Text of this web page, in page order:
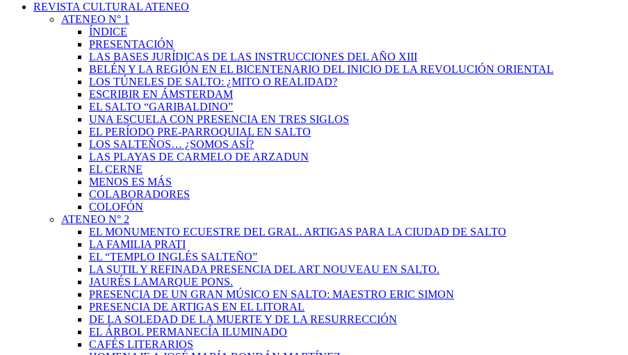
REVISTA CULTURAL ATENEO
ATENEO N° 1
ÍNDICE
PRESENTACIÓN
LAS BASES JURÍDICAS DE LAS INSTRUCCIONES DEL AÑO XIII
BELÉN Y LA REGIÓN EN EL BICENTENARIO DEL INICIO DE LA REVOLUCIÓN ORIENTAL
LOS TÚNELES DE SALTO: ¿MITO O REALIDAD?
ESCRIBIR EN ÁMSTERDAM
EL SALTO “GARIBALDINO”
UNA ESCUELA CON PRESENCIA EN TRES SIGLOS
EL PERÍODO PRE-PARROQUIAL EN SALTO
LOS SALTEÑOS… ¿SOMOS ASÍ?
LAS PLAYAS DE CARMELO DE ARZADUN
EL CERNE
MENOS ES MÁS
COLABORADORES
COLOFÓN
ATENEO N° 2
EL MONUMENTO ECUESTRE DEL GRAL. ARTIGAS PARA LA CIUDAD DE SALTO
LA FAMILIA PRATI
EL “TEMPLO INGLÉS SALTEÑO”
LA SUTIL Y REFINADA PRESENCIA DEL ART NOUVEAU EN SALTO.
JAURÉS LAMARQUE PONS.
PRESENCIA DE UN GRAN MÚSICO EN SALTO: MAESTRO ERIC SIMON
PRESENCIA DE ARTIGAS EN EL LITORAL
DE LA SOLEDAD DE LA MUERTE Y DE LA RESURRECCIÓN
EL ÁRBOL PERMANECÍA ILUMINADO
CAFÉS LITERARIOS